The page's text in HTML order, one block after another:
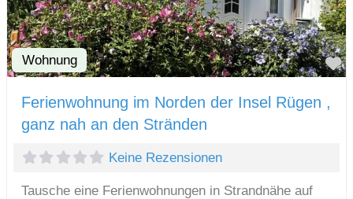
Wohnung
Ferienwohnung im Norden der Insel Rügen ,
ganz nah an den Stränden
Keine Rezensionen
Tausche eine Ferienwohnungen in Strandnähe auf